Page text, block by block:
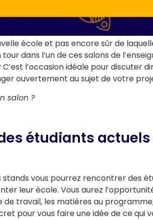
école et pas encore sûr de
dans l’un de ces salons de
l’occasion idéale pour discuter
ouvertement au sujet de votre
salon ?
étudiants
stands vous pourrez rencontrer des
leur école. Vous aurez
travail, les matières au
pour vous faire une idée de ce qui